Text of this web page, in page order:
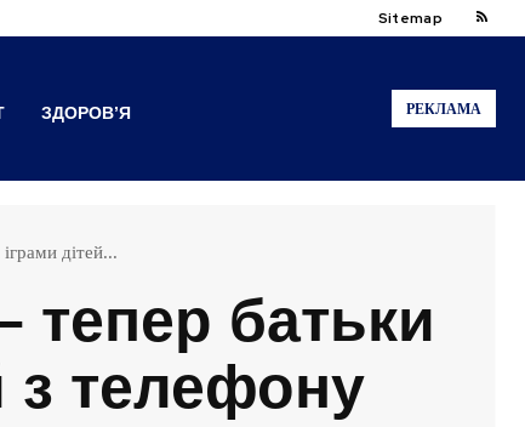
Sitemap
ЗДОРОВ’Я РЕКЛАМА
дітей...
тепер батьки
з телефону